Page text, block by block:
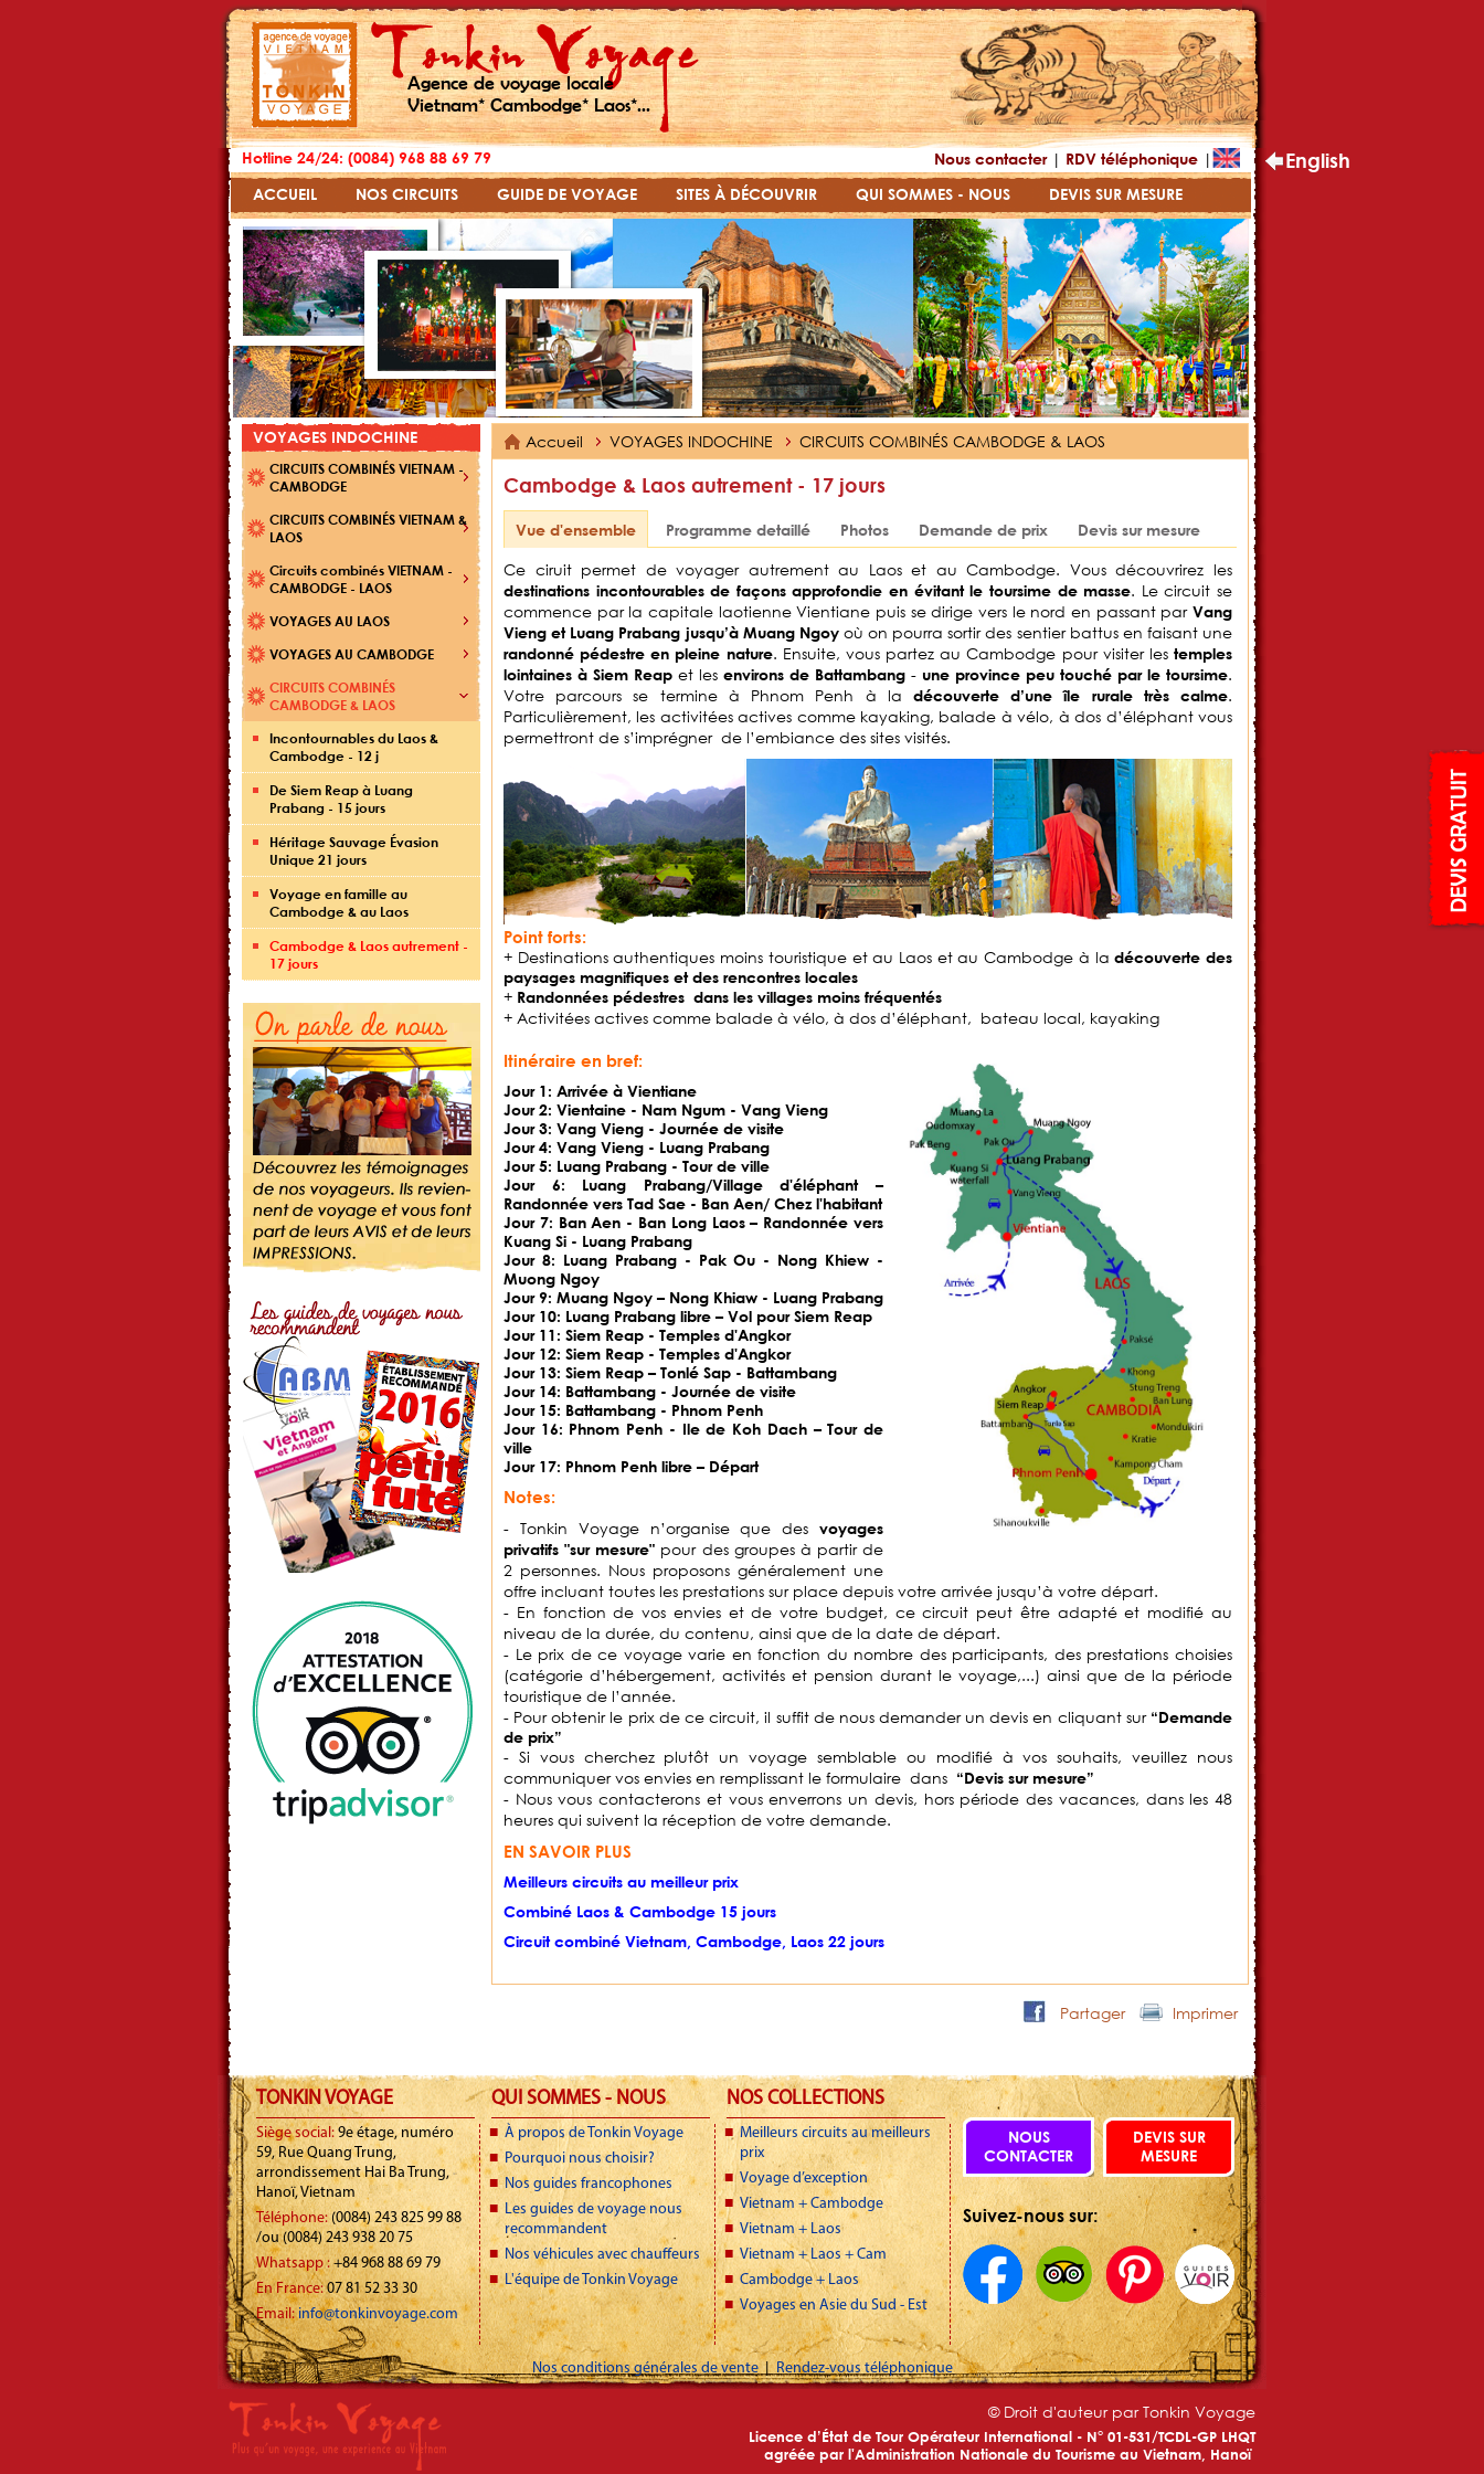
Agence de voyage locale
Vietnam* Cambodge* Laos*...
Nous contacter| RDV téléphonique | English
Hotline 24/24: (0084) 968 88 69 79
ACCUEIL
NOS CIRCUITS GUIDE DE VOYAGE SITES À DÉCOUVRIR QUI SOMMES - NOUS DEVIS SUR MESURE
VOYAGES INDOCHINE
CIRCUITS COMBINÉS VIETNAM -
CAMBODGE
CIRCUITS COMBINÉS VIETNAM &
LAOS
Circuits combinés VIETNAM -
CAMBODGE - LAOS
VOYAGES AU LAOS
VOYAGES AU CAMBODGE
CIRCUITS COMBINÉS
CAMBODGE & LAOS
Incontournables du Laos &
Cambodge - 12 j
De Siem Reap à Luang
Prabang - 15 jours
Héritage Sauvage Évasion
Unique 21 jours
Voyage en famille au
Cambodge & au Laos
Cambodge & Laos autrement -
17 jours
Accueil VOYAGES INDOCHINE CIRCUITS COMBINÉS CAMBODGE & LAOS
Cambodge & Laos autrement - 17 jours
Vue d'ensemble Programme detaillé Photos Demande de prix Devis sur mesure
Ce ciruit permet de voyager autrement au Laos et au Cambodge. Vous découvrirez les
destinations incontourables de façons approfondie en évitant le toursime de masse. Le circuit se
commence par la capitale laotienne Vientiane puis se dirige vers le nord en passant par Vang
Vieng et Luang Prabang jusqu’à Muang Ngoyoù on pourra sortir des sentier battus en faisant une
randonné pédestre en pleine nature. Ensuite, vous partez au Cambodge pour visiter lestemples
lointaines à Siem Reap et les environs de Battambang - une province peu touché par le toursime.
Votre parcours se termine à Phnom Penh à la découverte d’une île rurale très calme.
Particulièrement, les activitées actives comme kayaking, balade à vélo, à dos d’éléphant vous
permettront de s’imprégner de l’embiance des sites visités.
Point forts:
+ Destinations authentiques moins touristique et au Laos et au Cambodge à ladécouverte des
paysages magnifiques et des rencontres locales
+ Randonnées pédestres dans les villages moins fréquentés
+ Activitées actives comme balade à vélo, à dos d’éléphant, bateau local, kayaking
Itinéraire en bref:
Jour 1: Arrivée à Vientiane
Jour 2: Vientaine - Nam Ngum - Vang Vieng
Jour 3: Vang Vieng - Journée de visite
Jour 4: Vang Vieng - Luang Prabang
Jour 5: Luang Prabang - Tour de ville
Jour 6: Luang Prabang/Village d'éléphant –
Randonnée vers Tad Sae - Ban Aen/ Chez l'habitant
Jour 7: Ban Aen - Ban Long Laos – Randonnée vers
Kuang Si - Luang Prabang
Jour 8: Luang Prabang - Pak Ou - Nong Khiew -
Muong Ngoy
Jour 9: Muang Ngoy – Nong Khiaw - Luang Prabang
Jour 10: Luang Prabang libre – Vol pour Siem Reap
Jour 11: Siem Reap - Temples d'Angkor
Jour 12: Siem Reap - Temples d'Angkor
Jour 13: Siem Reap – Tonlé Sap - Battambang
Jour 14: Battambang - Journée de visite
Jour 15: Battambang - Phnom Penh
Jour 16: Phnom Penh - Ile de Koh Dach – Tour de
ville
Jour 17: Phnom Penh libre – Départ
Notes:
- Tonkin Voyage n’organise que des voyages
privatifs "sur mesure" pour des groupes à partir de
2 personnes. Nous proposons généralement une
offre incluant toutes les prestations sur place depuis votre arrivée jusqu’à votre départ.
- En fonction de vos envies et de votre budget, ce circuit peut être adapté et modifié au
niveau de la durée, du contenu, ainsi que de la date de départ.
- Le prix de ce voyage varie en fonction du nombre des participants, des prestations choisies
(catégorie d’hébergement, activités et pension durant le voyage,...) ainsi que de la période
touristique de l’année.
- Pour obtenir le prix de ce circuit, il suffit de nous demander un devis en cliquant sur“Demande
de prix”
- Si vous cherchez plutôt un voyage semblable ou modifié à vos souhaits, veuillez nous
communiquer vos envies en remplissant le formulaire dans “Devis sur mesure”
- Nous vous contacterons et vous enverrons un devis, hors période des vacances, dans les 48
heures qui suivent la réception de votre demande.
EN SAVOIR PLUS
Meilleurs circuits au meilleur prix
Combiné Laos & Cambodge 15 jours
Circuit combiné Vietnam, Cambodge, Laos 22 jours
Imprimer
Partager
TONKIN VOYAGE
Siège social: 9e étage, numéro
59, Rue Quang Trung,
arrondissement Hai Ba Trung,
Hanoï, Vietnam
Téléphone:(0084) 243 825 99 88
/ou (0084) 243 938 20 75
Whatsapp :+84 968 88 69 79
En France:07 81 52 33 30
Email:info@tonkinvoyage.com
QUI SOMMES - NOUS
À propos de Tonkin Voyage
Pourquoi nous choisir?
Nos guides francophones
Les guides de voyage nous
recommandent
Nos véhicules avec chauffeurs
L'équipe de Tonkin Voyage
NOS COLLECTIONS
Meilleurs circuits au meilleurs
prix
Voyage d’exception
Vietnam + Cambodge
Vietnam + Laos
Vietnam + Laos + Cam
Cambodge + Laos
Voyages en Asie du Sud - Est
NOUS
CONTACTER
DEVIS SUR
MESURE
Suivez-nous sur:
Nos conditions générales de vente|Rendez-vous téléphonique
© Droit d'auteur par Tonkin Voyage
Licence d’État de Tour Opérateur International - N° 01-531/TCDL-GP LHQT
agréée par l'Administration Nationale du Tourisme au Vietnam, Hanoï